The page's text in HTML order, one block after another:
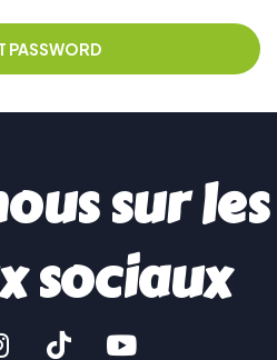
PASSWORD
sur les
sociaux